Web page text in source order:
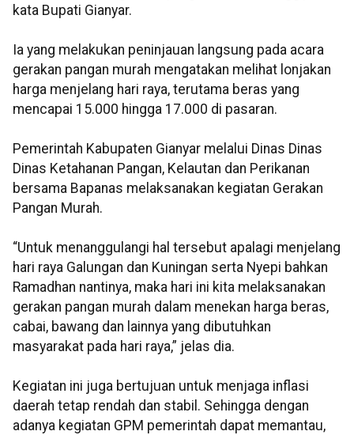
kata Bupati Gianyar.
Ia yang melakukan peninjauan langsung pada acara
gerakan pangan murah mengatakan melihat lonjakan
harga menjelang hari raya, terutama beras yang
mencapai 15.000 hingga 17.000 di pasaran.
Pemerintah Kabupaten Gianyar melalui Dinas Dinas
Dinas Ketahanan Pangan, Kelautan dan Perikanan
bersama Bapanas melaksanakan kegiatan Gerakan
Pangan Murah.
“Untuk menanggulangi hal tersebut apalagi menjelang
hari raya Galungan dan Kuningan serta Nyepi bahkan
Ramadhan nantinya, maka hari ini kita melaksanakan
gerakan pangan murah dalam menekan harga beras,
cabai, bawang dan lainnya yang dibutuhkan
masyarakat pada hari raya,” jelas dia.
Kegiatan ini juga bertujuan untuk menjaga inflasi
daerah tetap rendah dan stabil. Sehingga dengan
adanya kegiatan GPM pemerintah dapat memantau,